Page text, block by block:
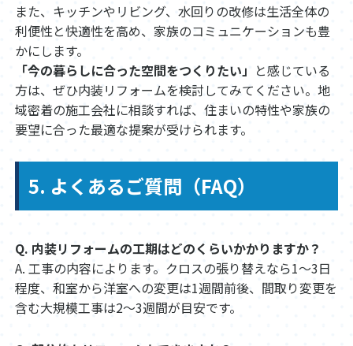
また、キッチンやリビング、水回りの改修は生活全体の
利便性と快適性を高め、家族のコミュニケーションも豊
かにします。
「今の暮らしに合った空間をつくりたい」 と感じている
方は、ぜひ内装リフォームを検討してみてください。地
域密着の施工会社に相談すれば、住まいの特性や家族の
要望に合った最適な提案が受けられます。
5. よくあるご質問（FAQ）
Q. 内装リフォームの工期はどのくらいかかりますか？
A. 工事の内容によります。クロスの張り替えなら1〜3日
程度、和室から洋室への変更は1週間前後、間取り変更を
含む大規模工事は2〜3週間が目安です。